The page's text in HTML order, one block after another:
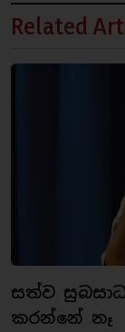
Related
සත්ව
කරන්නේ නෑ